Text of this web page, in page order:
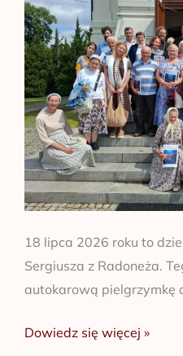
18 lipca 2026 roku to
Sergiusza z Radoneża.
autokarową pielgrzymkę
Kobylanach
Dowiedz się więcej »